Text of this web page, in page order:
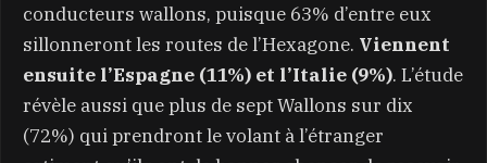
conducteurs wallons, puisque 63% d’entre eux
sillonneront les routes de l’Hexagone. Viennent
ensuite l’Espagne (11%) et l’Italie (9%). L’étude
révèle aussi que plus de sept Wallons sur dix
(72%) qui prendront le volant à l’étranger